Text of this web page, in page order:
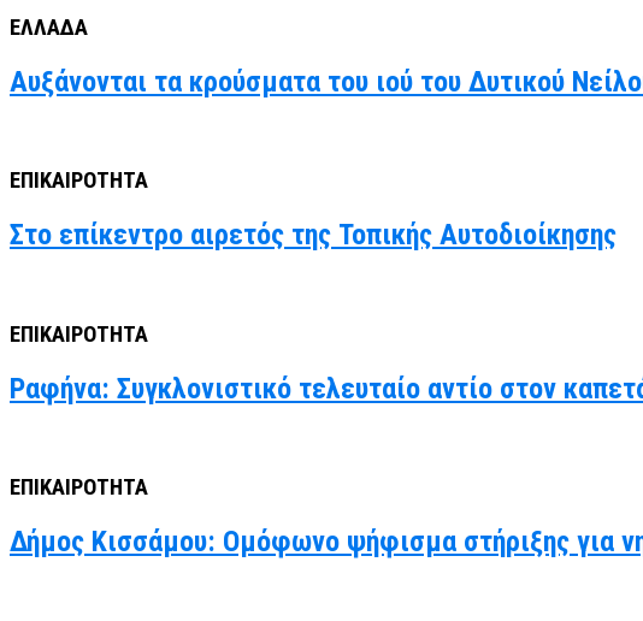
ΕΛΛΑΔΑ
Αυξάνονται τα κρούσματα του ιού του Δυτικού
ΕΠΙΚΑΙΡΟΤΗΤΑ
Στο επίκεντρο αιρετός της Τοπικής Αυτοδιοίκησης
ΕΠΙΚΑΙΡΟΤΗΤΑ
Ραφήνα: Συγκλονιστικό τελευταίο αντίο στον
ΕΠΙΚΑΙΡΟΤΗΤΑ
Δήμος Κισσάμου: Ομόφωνο ψήφισμα στήριξης για